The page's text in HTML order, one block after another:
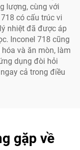
lượng, cùng với
có cấu trúc vi
nhiệt đã được áp
Inconel 718 cũng
và ăn mòn, làm
dụng đòi hỏi
cả trong điều
gặp về